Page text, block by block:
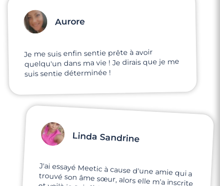
Aurore
Je me suis enfin sentie prête à avoir
quelqu'un dans ma vie ! Je dirais que je me
suis sentie déterminée !
Linda Sandrine
J'ai essayé Meetic à cause d'une amie qui a
trouvé son âme sœur, alors elle m'a inscrite